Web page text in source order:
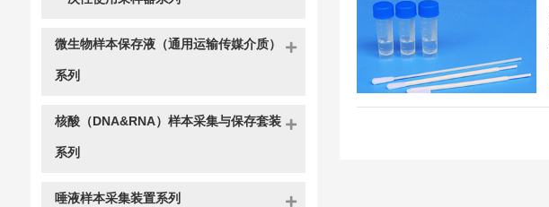
微生物样本保存液（通用运输传媒介质）
系列
核酸（DNA&RNA）样本采集与保存套装
系列
唾液样本采集装置系列